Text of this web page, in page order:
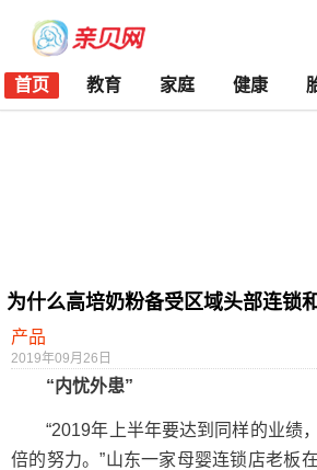
首页 教育 家庭 健康
为什么高培奶粉备受区域头部连锁
产品
2019年09月26日
“内忧外患”
“2019年上半年要达到同样的业绩
倍的努力。”山东一家母婴连锁店老板